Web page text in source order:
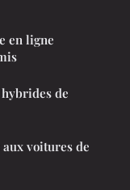
en ligne
de
voitures de